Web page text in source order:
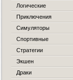
Логические
Приключения
Симуляторы
Спортивные
Стратегии
Экшен
Драки